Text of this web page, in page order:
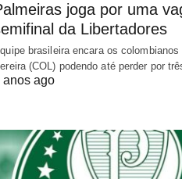
joga por uma
da Libertadores
brasileira encara os colombianos
(COL) podendo até perder por
anos ago